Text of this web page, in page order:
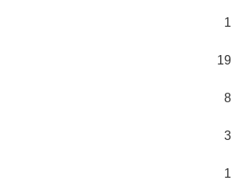
1
19
8
3
1